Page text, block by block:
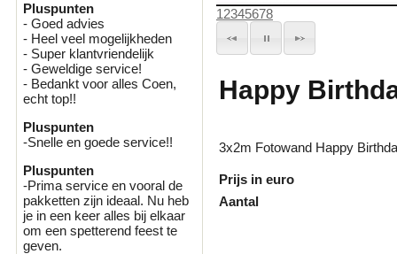
Pluspunten
- Goed advies
- Heel veel mogelijkheden
- Super klantvriendelijk
- Geweldige service!
- Bedankt voor alles Coen,
echt top!!
Pluspunten
-Snelle en goede service!!
Pluspunten
-Prima service en vooral de
pakketten zijn ideaal. Nu heb
je in een keer alles bij elkaar
om een spetterend feest te
geven.
12345678
Happy
3x2m Fotowand Happy
Prijs in euro
Aantal